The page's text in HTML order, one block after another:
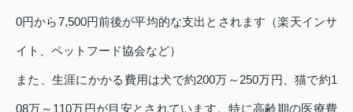
0円から7,500円前後が平均的な支出とされます（楽天インサ
イト、ペットフード協会など）
また、生涯にかかる費用は犬で約200万～250万円、猫で約1
08万～110万円が目安とされています。特に高齢期の医療費